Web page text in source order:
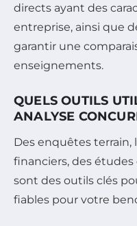
directs ayant des
entreprise, ainsi que
garantir une
enseignements.
QUELS OUTILS
ANALYSE
Des enquêtes terrain,
financiers, des
sont des outils clés
fiables pour votre